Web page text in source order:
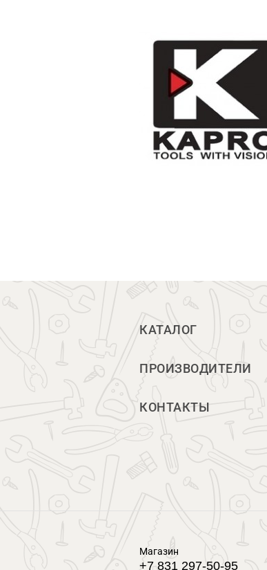
КАТАЛОГ
ПРОИЗВОДИТЕЛИ
КОНТАКТЫ
Магазин
+7 831 297-50-95